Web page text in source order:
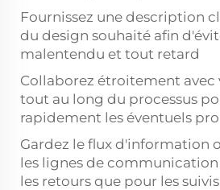
Fournissez une description
du design souhaité afin
malentendu et tout retard
Collaborez étroitement avec
tout au long du processus
rapidement les éventuels
Gardez le flux d'information
les lignes de
les retours que pour les